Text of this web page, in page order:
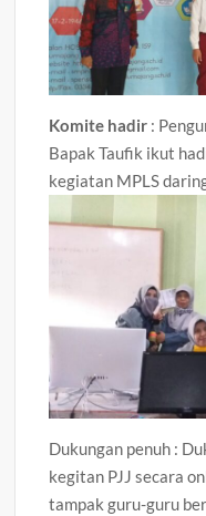
Komite hadir :
Bapak Taufik ikut
kegiatan MPLS
Dukungan penuh :
kegitan PJJ secara
tampak guru-guru